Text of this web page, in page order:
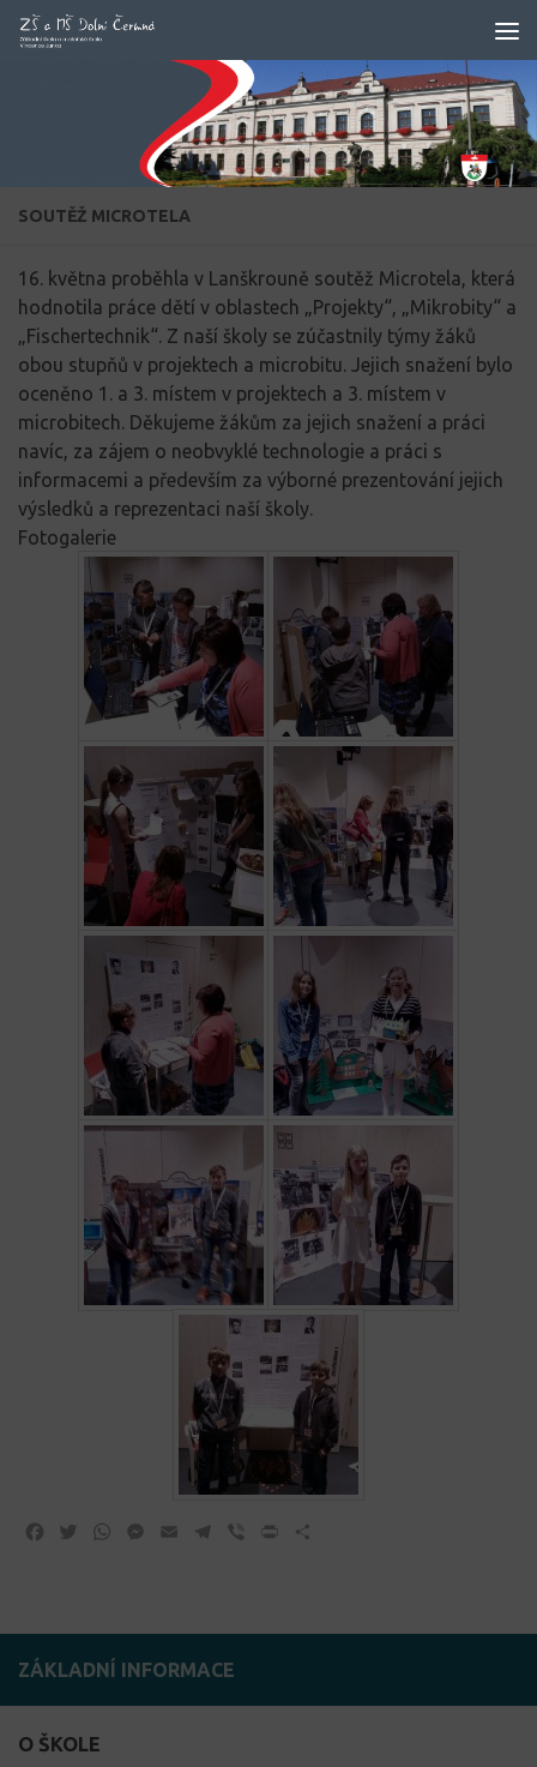
Skip to content
SOUTĚŽ MICROTELA
16. května proběhla v Lanškrouně soutěž Microtela, která
hodnotila práce dětí v oblastech „Projekty“, „Mikrobity“ a
„Fischertechnik“. Z naší školy se zúčastnily týmy žáků
obou stupňů v projektech a microbitu. Jejich snažení bylo
oceněno 1. a 3. místem v projektech a 3. místem v
microbitech. Děkujeme žákům za jejich snažení a práci
navíc, za zájem o neobvyklé technologie a práci s
informacemi a především za výborné prezentování jejich
výsledků a reprezentaci naší školy.
Fotogalerie
Facebook
TwitterWhatsApp
Messenger
Email Telegram
Viber Print
ZÁKLADNÍ INFORMACE
O ŠKOLE